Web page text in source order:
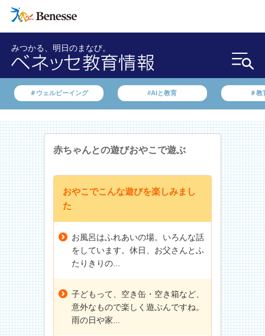
みつかる、明日のまなび。
＃ウェルビーイング #AIと教育 ＃教
赤ちゃんとの遊びおやこで遊ぶ
おやこでこんな遊びを楽しみまし
た
お風呂はふれあいの場。いろんな話
をしています。休日、お父さんとふ
たりきりの...
子どもって、空き缶・空き箱など、
意外なもので楽しく遊ぶんですね。
雨の日や家...